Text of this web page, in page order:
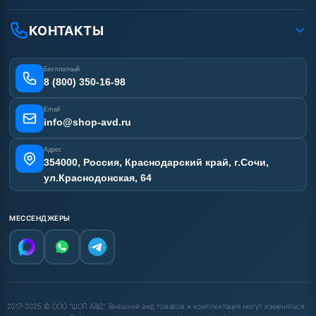
Статьи
Лизинг
Получить скидку
Ремонт АВД
Сертификаты
Отзывы наших клиентов
Карта сайта
КОНТАКТЫ
Бесплатный
8 (800) 350-16-98
Email
info@shop-avd.ru
Адрес
354000, Россия, Краснодарский край, г.Сочи,
ул.Краснодонская, 64
МЕССЕНДЖЕРЫ
2017-2025 © ООО "ШОП АВД". Внешний вид товаров и комплектация могут изменяться